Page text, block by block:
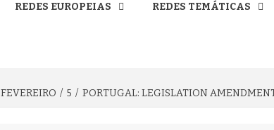
REDES EUROPEIAS REDES TEMÁTICAS
FEVEREIRO 5 PORTUGAL: LEGISLATION